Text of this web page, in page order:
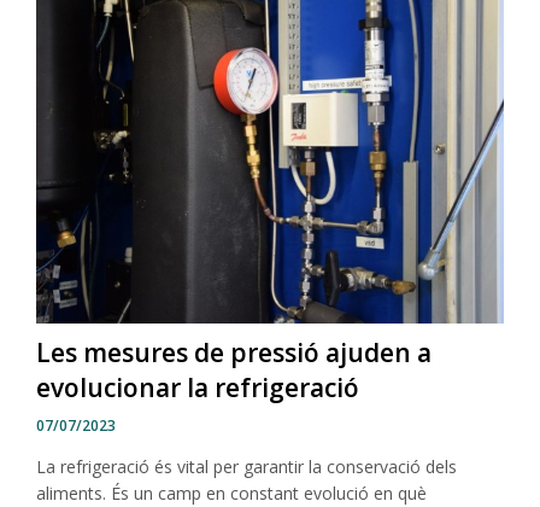
Les mesures de pressió ajuden a
evolucionar la refrigeració
07/07/2023
La refrigeració és vital per garantir la conservació dels
aliments. És un camp en constant evolució en què